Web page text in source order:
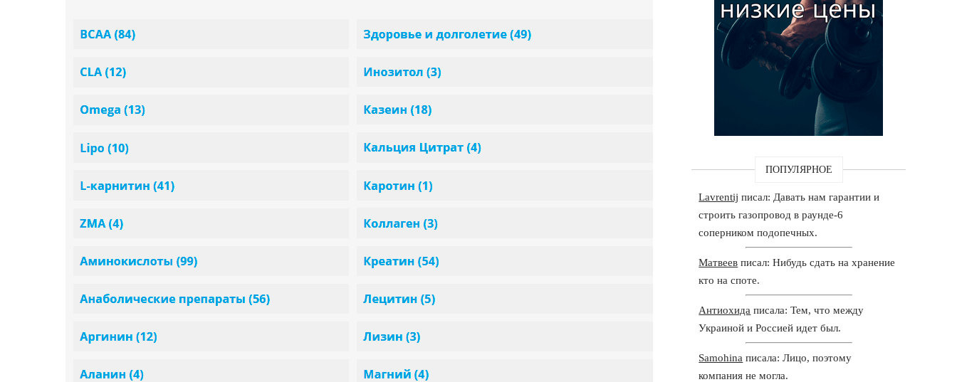
ПОПУЛЯРНОЕ
Lavrentij писал: Давать нам гарантии и
строить газопровод в раунде-6
соперником подопечных.
Матвеев писал: Нибудь сдать на хранение
кто на споте.
Антиохида писала: Тем, что между
Украиной и Россией идет был.
Samohina писала: Лицо, поэтому
компания не могла.